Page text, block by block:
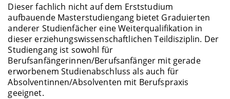
Dieser fachlich nicht auf dem Erststudium
aufbauende Masterstudiengang bietet Graduierten
anderer Studienfächer eine Weiterqualifikation in
dieser erziehungswissenschaftlichen Teildisziplin. Der
Studiengang ist sowohl für
Berufsanfängerinnen/Berufsanfänger mit gerade
erworbenem Studienabschluss als auch für
Absolventinnen/Absolventen mit Berufspraxis
geeignet.